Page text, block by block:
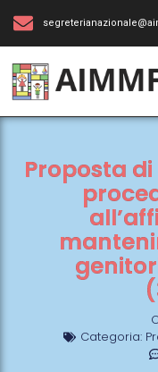
Proposta
Categoria: